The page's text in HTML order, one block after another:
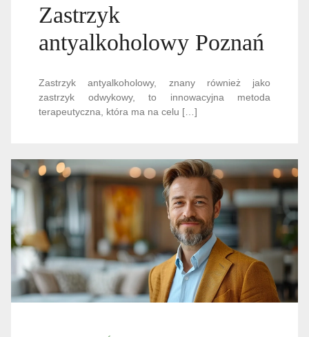
Zastrzyk
antyalkoholowy Poznań
Zastrzyk antyalkoholowy, znany również jako
zastrzyk odwykowy, to innowacyjna metoda
terapeutyczna, która ma na celu […]